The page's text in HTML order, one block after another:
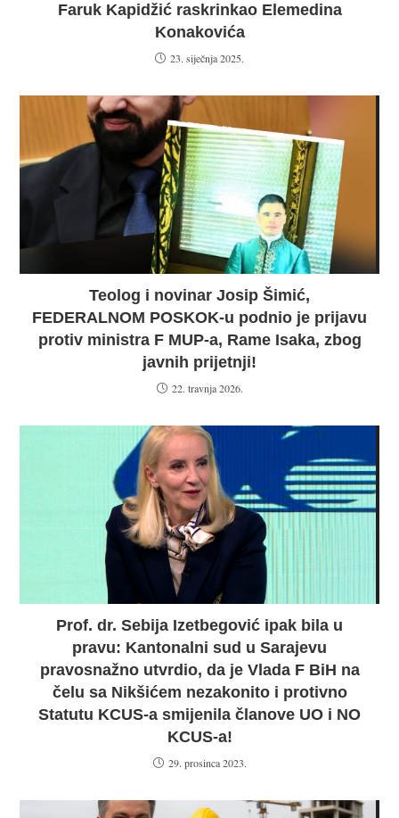
Faruk Kapidžić raskrinkao Elemedina
Konakovića
23. siječnja 2025.
Teolog i novinar Josip Šimić,
FEDERALNOM POSKOK-u podnio je prijavu
protiv ministra F MUP-a, Rame Isaka, zbog
javnih prijetnji!
22. travnja 2026.
Prof. dr. Sebija Izetbegović ipak bila u
pravu: Kantonalni sud u Sarajevu
pravosnažno utvrdio, da je Vlada F BiH na
čelu sa Nikšićem nezakonito i protivno
Statutu KCUS-a smijenila članove UO i NO
KCUS-a!
29. prosinca 2023.